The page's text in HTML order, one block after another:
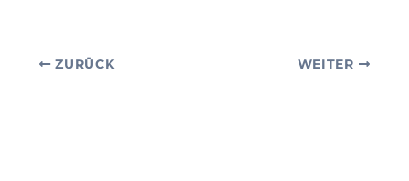
ZURÜCK WEITER